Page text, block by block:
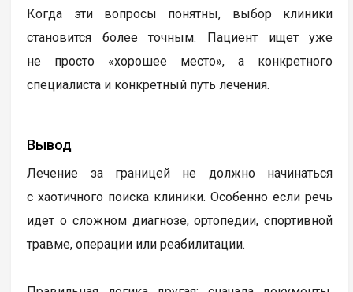
Когда эти вопросы понятны, выбор клиники
становится более точным. Пациент ищет уже
не просто «хорошее место», а конкретного
специалиста и конкретный путь лечения.
Вывод
Лечение за границей не должно начинаться
с хаотичного поиска клиники. Особенно если речь
идет о сложном диагнозе, ортопедии, спортивной
травме, операции или реабилитации.